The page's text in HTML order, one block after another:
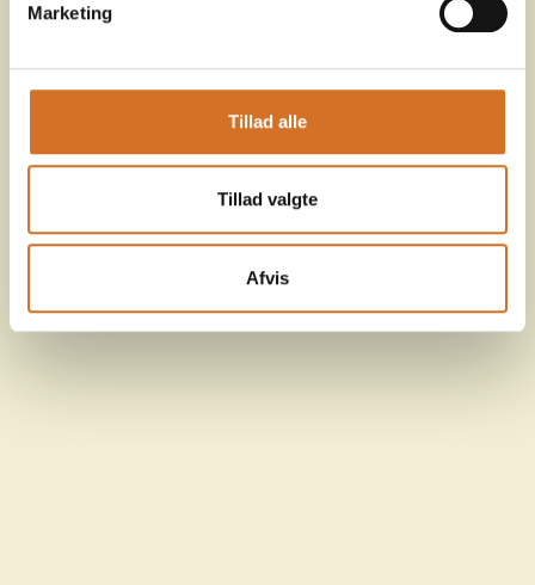
Marketing
Tillad alle
Tillad valgte
Afvis